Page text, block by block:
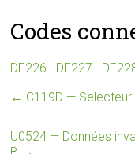
Codes
DF226 · DF227 ·
← C119D —
U0524 — Données